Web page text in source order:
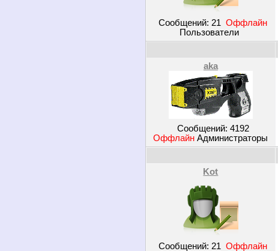
Сообщений: 21 Оффлайн
Пользователи
aka
Сообщений: 4192
Оффлайн Администраторы
Kot
Сообщений: 21 Оффлайн